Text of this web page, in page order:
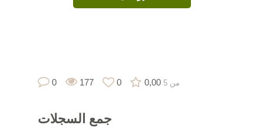
0 177 0 0,00 من 5
جمع السجلات